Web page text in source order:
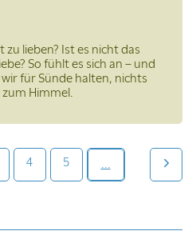
zu lieben? Ist es nicht das
So fühlt es sich an – und
für Sünde halten, nichts
Himmel.
4 5